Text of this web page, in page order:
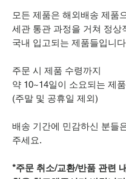
모든 제품은 해외배송 제품
세관 통관 과정을 거쳐 정상
국내 입고되는 제품들입니
주문 시 제품 수령까지
약 10~14일이 소요되는 제
(주말 및 공휴일 제외)
배송 기간에 민감하신 분들
주세요.
*주문 취소/교환/반품 관련